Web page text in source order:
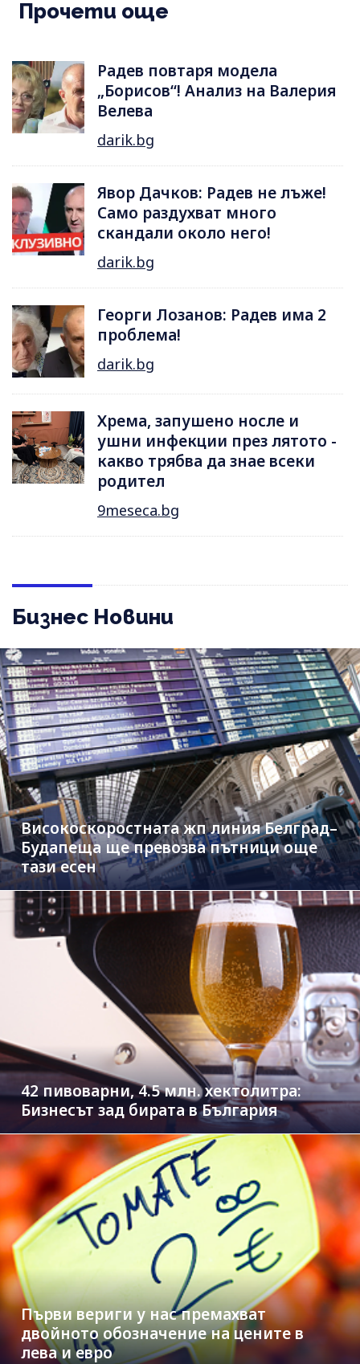
Прочети още
Радев повтаря модела
„Борисов“! Анализ на Валерия
Велева
darik.bg
Явор Дачков: Радев не лъже!
Само раздухват много
скандали около него!
darik.bg
Георги Лозанов: Радев има 2
проблема!
darik.bg
Хрема, запушено носле и
ушни инфекции през лятотo -
какво трябва да знае всеки
родител
9meseca.bg
Бизнес Новини
Високоскоростната жп линия Белград–
Будапеща ще превозва пътници още
тази есен
42 пивоварни, 4.5 млн. хектолитра:
Бизнесът зад бирата в България
Първи вериги у нас премахват
двойното обозначение на цените в
лева и евро